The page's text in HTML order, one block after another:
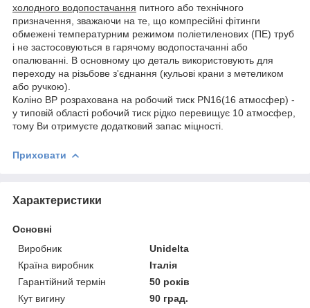
холодного водопостачання питного або технічного
призначення, зважаючи на те, що компресійні фітинги
обмежені температурним режимом поліетиленових (ПЕ) труб
і не застосовуються в гарячому водопостачанні або
опалюванні. В основному цю деталь використовують для
переходу на різьбове з'єднання (кульові крани з метеликом
або ручкою).
Коліно ВР розрахована на робочий тиск PN16(16 атмосфер) -
у типовій області робочий тиск рідко перевищує 10 атмосфер,
тому Ви отримуєте додатковий запас міцності.
Приховати
Характеристики
Основні
Виробник
Unidelta
Країна виробник
Італія
Гарантійний термін
50 років
Кут вигину
90 град.